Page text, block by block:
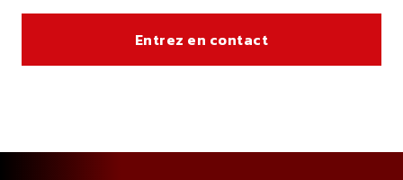
Entrez en contact